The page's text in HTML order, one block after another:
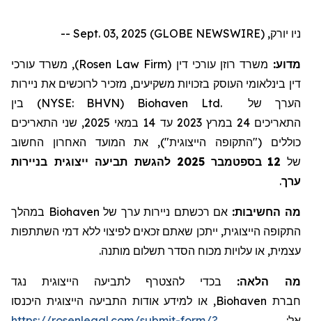
ניו יורק, Sept. 03, 2025 (GLOBE NEWSWIRE) --
מדוע: משרד רוזן עורכי דין (Rosen Law Firm), משרד עורכי
דין בינלאומי העוסק בזכויות משקיעים, מזכיר לרוכשים את ניירות
הערך של Biohaven Ltd.
(
NYSE: BHVN) בין
התאריכים24 במרץ 2023 עד 14 במאי 2025, שני התאריכים
כוללים ("התקופה הייצוגית"), את המועד האחרון החשוב
של 12 בספטמבר 2025 להגשת תביעה ייצוגית בניירות
ערך.
מה החשיבות: אם רכשתם ניירות ערך של Biohaven במהלך
התקופה הייצוגית, ייתכן שאתם זכאים לפיצוי ללא דמי השתתפות
עצמית, או עלויות מכוח הסדר תשלום מותנה.
מה הלאה: בכדי להצטרף לתביעה הייצוגית נגד
חברת Biohaven, או למידע אודות התביעה הייצוגית היכנסו